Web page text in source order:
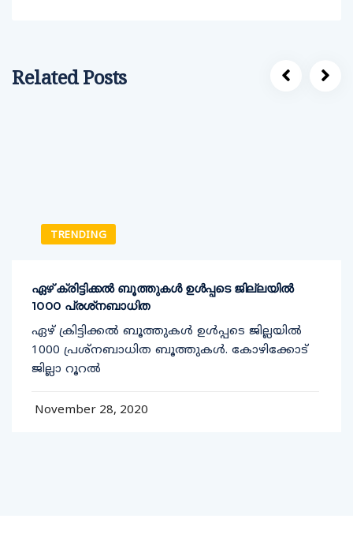
Related Posts
TRENDING
ഏഴ് ക്രിട്ടിക്കല്‍ ബൂത്തുകള്‍ ഉള്‍പ്പടെ ജില്ലയില്‍
1000 പ്രശ്‌നബാധിത
ഏഴ് ക്രിട്ടിക്കല്‍ ബൂത്തുകള്‍ ഉള്‍പ്പടെ ജില്ലയില്‍
1000 പ്രശ്‌നബാധിത ബൂത്തുകള്‍. കോഴിക്കോട്
ജില്ലാ റൂറല്‍
November 28, 2020